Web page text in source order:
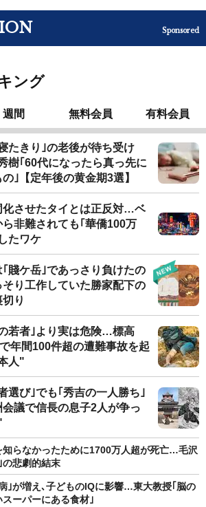
Sponsored
ング
週間 無料会員 有料会員
きり｣の老後が待ち受け
樹｢60代になったら真っ先に
｣【定年後の黄金期3選】
化させたタイとは正反対…ベ
ら非難されても｢華僑100万
たワケ
賤ケ岳｣であっさり負けたの
り工作していた勝家配下の
り
若者｣より実は危険…標高
年間100件超の遭難事故を起
人"
選び｣でも｢秀吉の一人勝ち｣
議で信長の息子2人が争っ
知らなかったために1700万人超が死亡…毛沢
の悲劇的結末
｣が増え､子どものIQに影響…東大教授｢脳の
ーパーにある食材｣